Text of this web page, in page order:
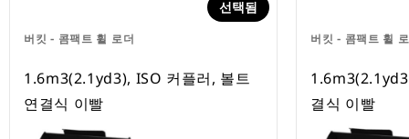
버킷 - 콤팩트 휠 로더
선택됨
1.6m3(2.1yd3), ISO 커플러, 볼트
연결식 이빨
버킷 - 콤팩트 휠
결식 이빨